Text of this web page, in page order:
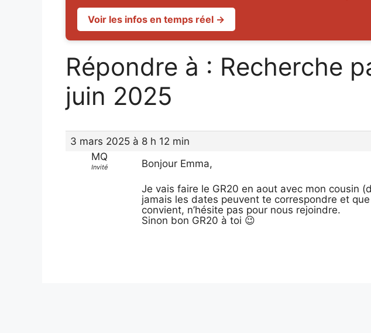
Voir les infos en temps réel →
Répondre à : Recherche
juin 2025
3 mars 2025 à 8 h 12 min
MQ
Invité Bonjour Emma,
Je vais faire le GR20 en aout avec mon cousin
jamais les dates peuvent te correspondre et
convient, n’hésite pas pour nous rejoindre.
Sinon bon GR20 à toi 😉